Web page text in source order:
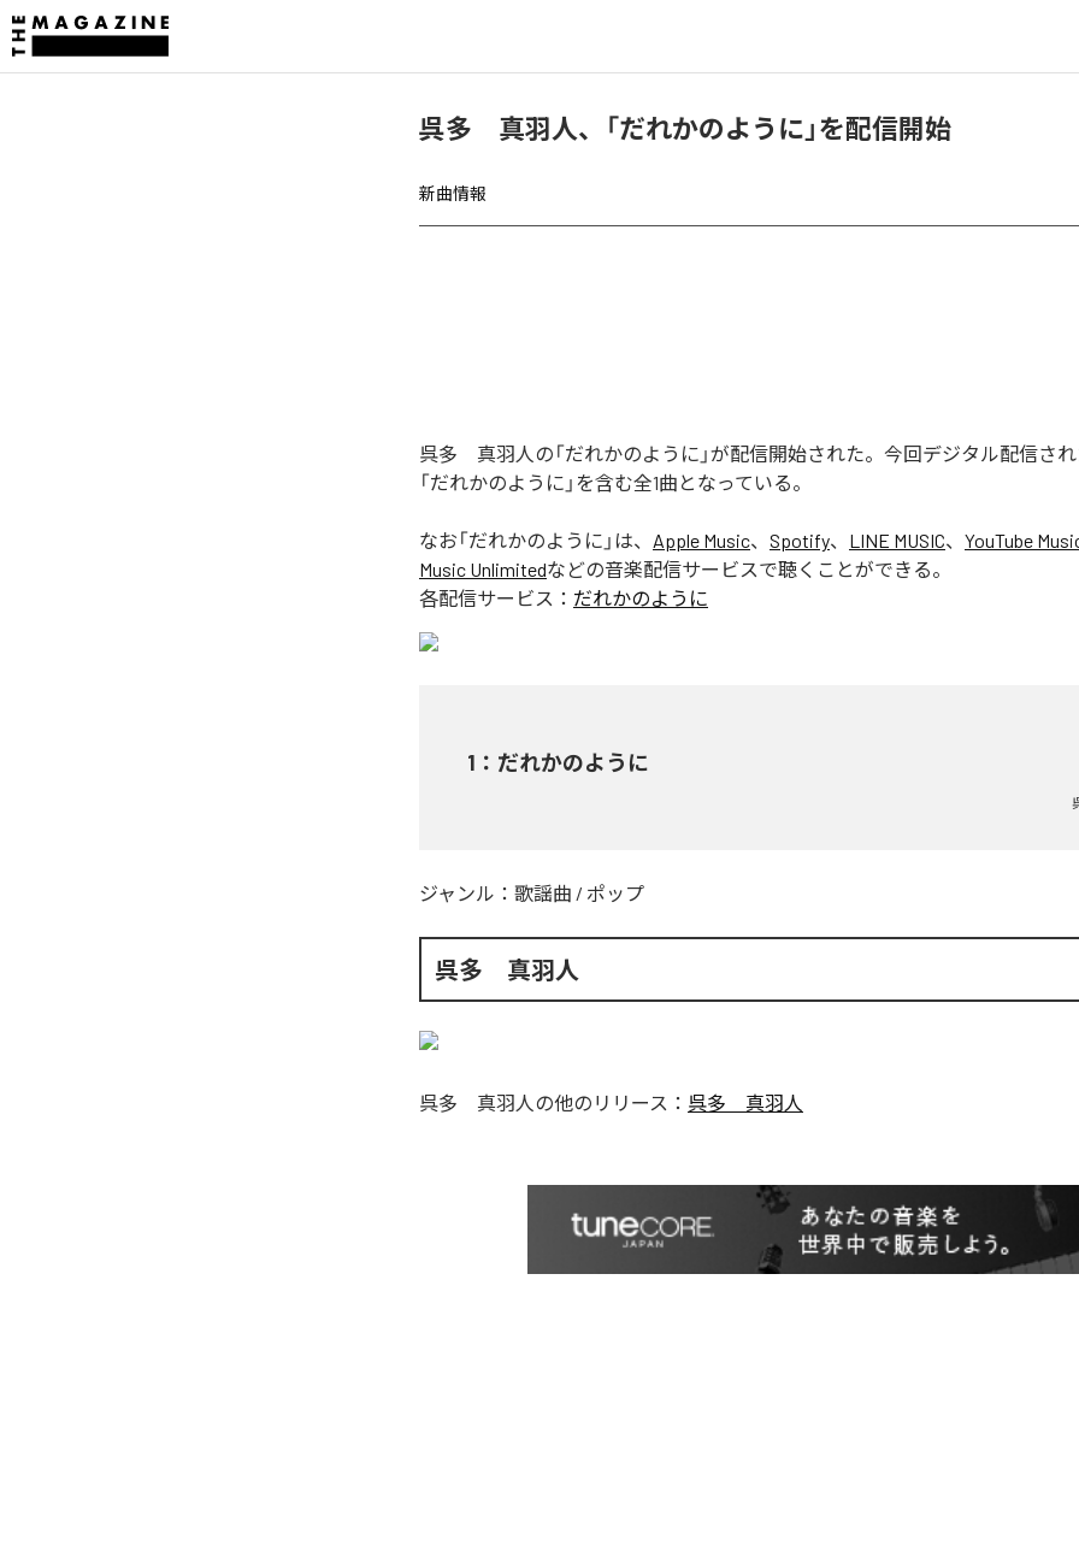
呉多 真羽人、「だれかのように」を配信開始
新曲情報
呉多 真羽人の「だれかのように」が配信開始された。今回デジタル配信され
「だれかのように」を含む全1曲となっている。
なお「だれかのように 」は、 Apple Music、 Spotify、 LINE MUSIC、 YouTube
Music Unlimitedなどの音楽配信サービスで聴くことができる。
各配信サービス： だれかのように
1 ： だれかのように
ジャンル： 歌謡曲 / ポップ
呉多 真羽人
呉多 真羽人 の他のリリース： 呉多 真羽人